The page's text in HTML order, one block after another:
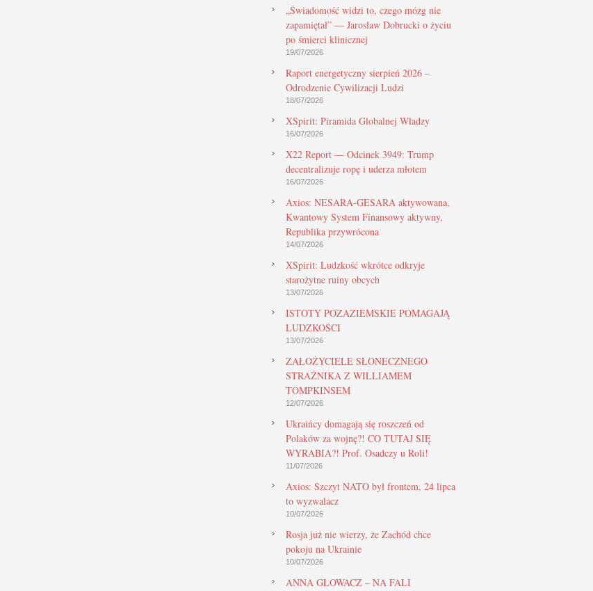
„Świadomość widzi to, czego mózg nie
zapamiętał” — Jarosław Dobrucki o życiu
po śmierci klinicznej
19/07/2026
Raport energetyczny sierpień 2026 –
Odrodzenie Cywilizacji Ludzi
18/07/2026
XSpirit: Piramida Globalnej Władzy
16/07/2026
X22 Report — Odcinek 3949: Trump
decentralizuje ropę i uderza młotem
16/07/2026
Axios: NESARA-GESARA aktywowana,
Kwantowy System Finansowy aktywny,
Republika przywrócona
14/07/2026
XSpirit: Ludzkość wkrótce odkryje
starożytne ruiny obcych
13/07/2026
ISTOTY POZAZIEMSKIE POMAGAJĄ
LUDZKOŚCI
13/07/2026
ZAŁOŻYCIELE SŁONECZNEGO
STRAŻNIKA Z WILLIAMEM
TOMPKINSEM
12/07/2026
Ukraińcy domagają się roszczeń od
Polaków za wojnę?! CO TUTAJ SIĘ
WYRABIA?! Prof. Osadczy u Roli!
11/07/2026
Axios: Szczyt NATO był frontem, 24 lipca
to wyzwalacz
10/07/2026
Rosja już nie wierzy, że Zachód chce
pokoju na Ukrainie
10/07/2026
ANNA GŁOWACZ – NA FALI